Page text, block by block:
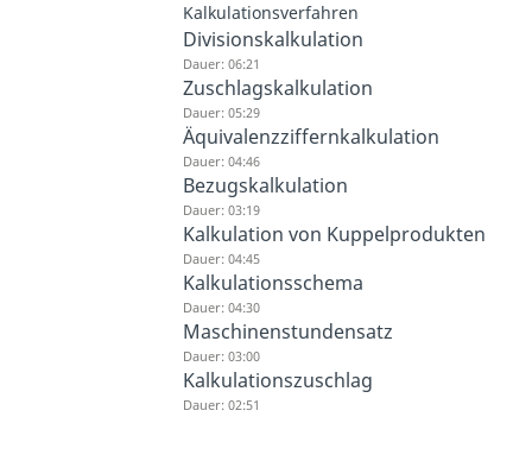
Kalkulationsverfahren
Divisionskalkulation
Dauer: 06:21
Zuschlagskalkulation
Dauer: 05:29
Äquivalenzziffernkalkulation
Dauer: 04:46
Bezugskalkulation
Dauer: 03:19
Kalkulation von Kuppelprodukten
Dauer: 04:45
Kalkulationsschema
Dauer: 04:30
Maschinenstundensatz
Dauer: 03:00
Kalkulationszuschlag
Dauer: 02:51